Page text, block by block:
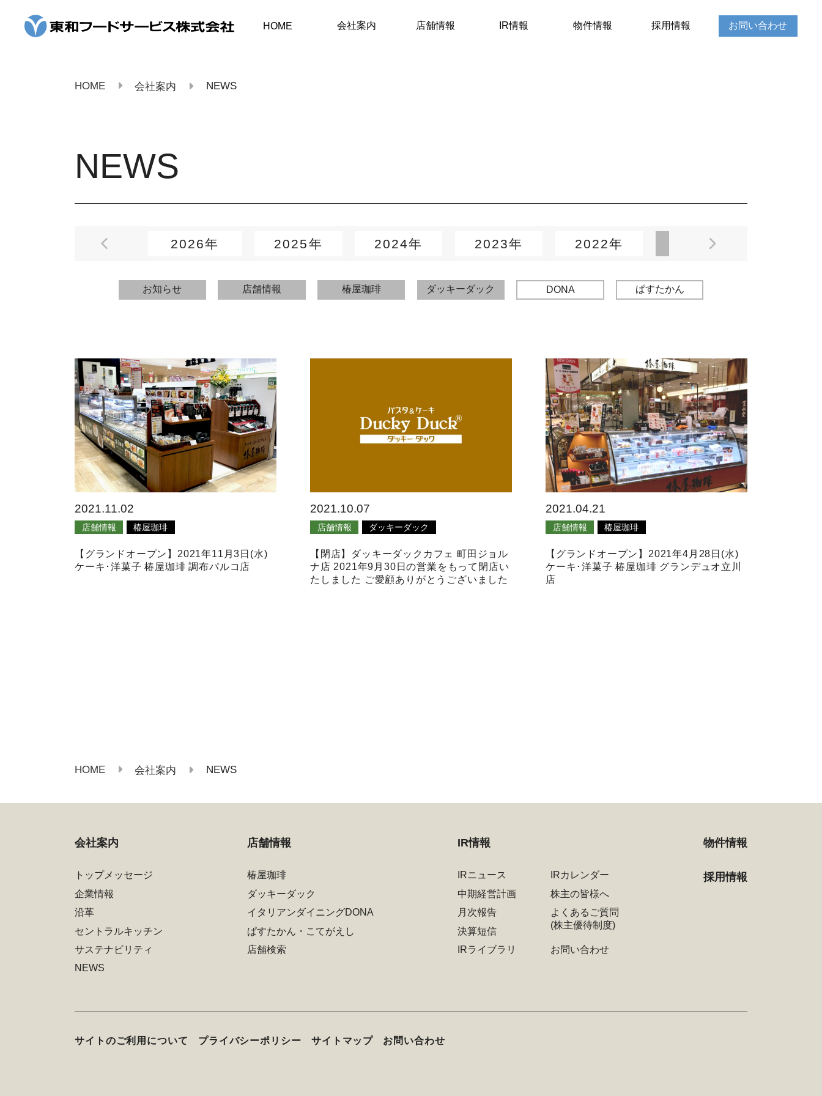
HOME 会社案内 店舗情報 IR情報 物件情報 採用情報 お問い合わせ
HOME 会社案内 NEWS
NEWS
2026年 2025年 2024年 2023年 2022年 2021年
お知らせ 店舗情報 椿屋珈琲 ダッキーダック DONA ぱすたかん
2021.11.02
店舗情報 椿屋珈琲
【グランドオープン】2021年11月3日(水)
ケーキ･洋菓子 椿屋珈琲 調布パルコ店
2021.10.07
店舗情報 ダッキーダック
【閉店】ダッキーダックカフェ 町田ジョル
ナ店 2021年9月30日の営業をもって閉店い
たしました ご愛顧ありがとうございました
2021.04.21
店舗情報 椿屋珈琲
【グランドオープン】2021年4月28日(水)
ケーキ･洋菓子 椿屋珈琲 グランデュオ立川
店
HOME 会社案内 NEWS
会社案内
トップメッセージ
企業情報
沿革
セントラルキッチン
サステナビリティ
NEWS
店舗情報
椿屋珈琲
ダッキーダック
イタリアンダイニングDONA
ぱすたかん・こてがえし
店舗検索
IR情報
IRニュース
IRカレンダー
中期経営計画
株主の皆様へ
月次報告
決算短信
よくあるご質問
(株主優待制度)
IRライブラリ お問い合わせ
物件情報
採用情報
サイトのご利用について プライバシーポリシー サイトマップ お問い合わせ